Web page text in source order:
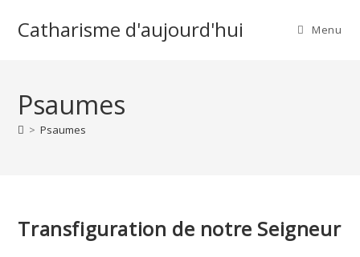
Catharisme d'aujourd'hui Menu
Psaumes
> Psaumes
Transfiguration de notre Seigneur